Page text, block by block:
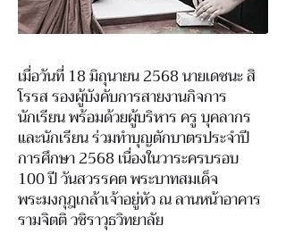
เมื่อวันที่ 18 มิถุนายน 2568 นายเดชนะ สิ
โรรส รองผู้บังคับการสายงานกิจการ
นักเรียน พร้อมด้วยผู้บริหาร ครู บุคลากร
และนักเรียน ร่วมทำบุญตักบาตรประจำปี
การศึกษา 2568 เนื่องในวาระครบรอบ
100 ปี วันสวรรคต พระบาทสมเด็จ
พระมงกุฎเกล้าเจ้าอยู่หัว ณ ลานหน้าอาคาร
รามจิตติ วชิราวุธวิทยาลัย